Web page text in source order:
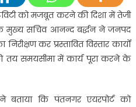
अंतरराष्ट्रीय
स्तर
का,
380
करोड़
विस्तार….
को मजबूत करने की दिशा में तेजी
मुख्य सचिव आनन्द बर्द्धन ने जनपद
कर प्रस्तावित विस्तार कार्यों
तय समयसीमा में कार्य पूरा करने के
बताया कि पंतनगर एयरपोर्ट को